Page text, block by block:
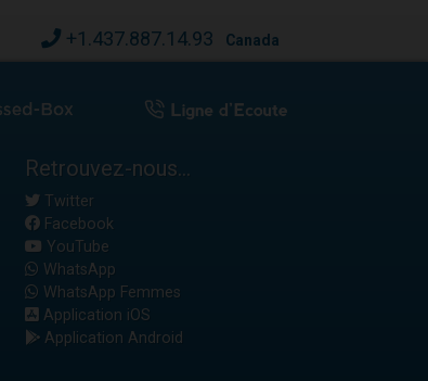
+1.437.887.14.93 Canada
Retrouvez-nous...
Twitter
Facebook
YouTube
WhatsApp
WhatsApp Femmes
Application iOS
Application Android